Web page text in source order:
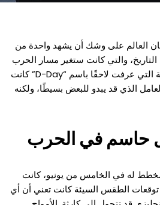
يونيو عام 1944، كان العالم على وشك أن يشهد واحدة من
والتي كانت ستغير مسار الحرب
العالمية الثانية تمامًا. العملية التي عرفت لاحقًا باسم “D-Day” كانت
الذي قد يبدو للبعض بسيطًا، ولكنه
حاسم في الحرب
له في الخامس من يونيو، كانت
توقعات الطقس السيئة كانت تعني أن أي